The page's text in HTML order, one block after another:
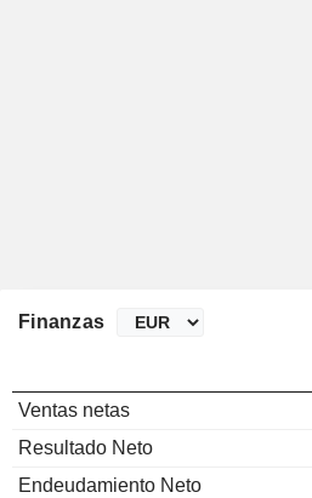
Finanzas
Ventas netas
Resultado Neto
Endeudamiento Neto